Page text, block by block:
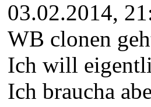
03.02.2014,
WB clonen
Ich will
Ich braucha